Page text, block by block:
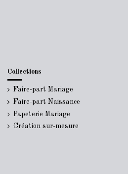
Collections
Faire-part Mariage
Faire-part Naissance
Papeterie Mariage
Création sur-mesure